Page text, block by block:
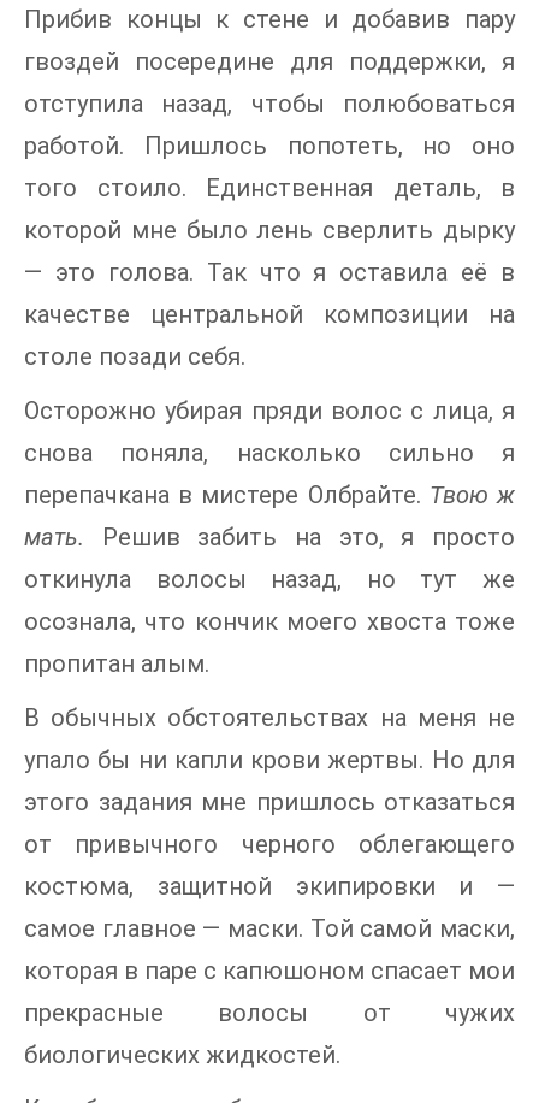
Прибив концы к стене и добавив пару
гвоздей посередине для поддержки, я
отступила назад, чтобы полюбоваться
работой. Пришлось попотеть, но оно
того стоило. Единственная деталь, в
которой мне было лень сверлить дырку
— это голова. Так что я оставила её в
качестве центральной композиции на
столе позади себя.
Осторожно убирая пряди волос с лица, я
снова поняла, насколько сильно я
перепачкана в мистере Олбрайте. Твою ж
мать. Решив забить на это, я просто
откинула волосы назад, но тут же
осознала, что кончик моего хвоста тоже
пропитан алым.
В обычных обстоятельствах на меня не
упало бы ни капли крови жертвы. Но для
этого задания мне пришлось отказаться
от привычного черного облегающего
костюма, защитной экипировки и —
самое главное — маски. Той самой маски,
которая в паре с капюшоном спасает мои
прекрасные волосы от чужих
биологических жидкостей.